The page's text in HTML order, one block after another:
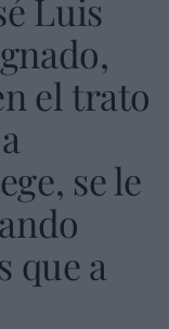
Luis
el trato
se le
que a